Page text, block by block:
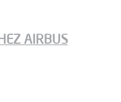
AIRBUS